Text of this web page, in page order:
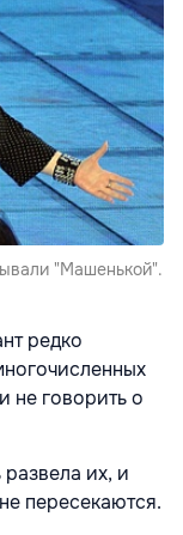
"Машенькой".
редко
не говорить о
их, и
пересекаются.